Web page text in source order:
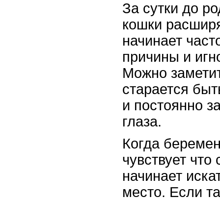
За сутки до
кошки
начинает
причины и
Можно
старается
и постоянно
глаза.
Когда
чувствует что
начинает
место. Если